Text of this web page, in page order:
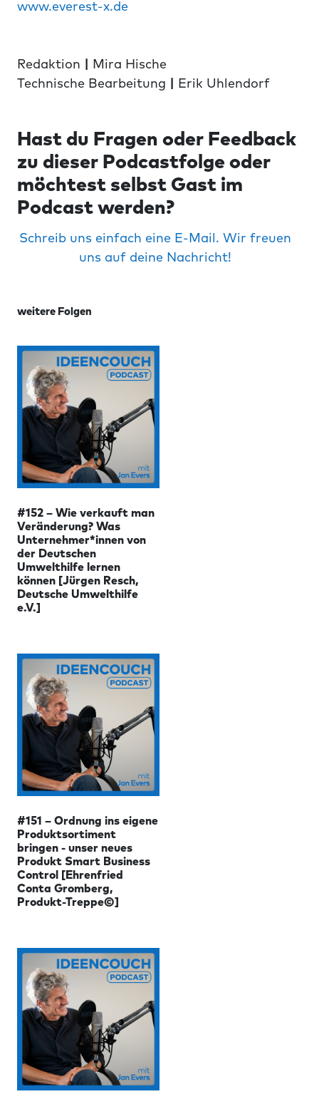
www.everest-x.de
Redaktion | Mira Hische
Technische Bearbeitung | Erik Uhlendorf
Hast du Fragen oder Feedback
zu dieser Podcastfolge oder
möchtest selbst Gast im
Podcast werden?
Schreib uns einfach eine E-Mail. Wir freuen
uns auf deine Nachricht!
weitere Folgen
#152 – Wie verkauft man
Veränderung? Was
Unternehmer*innen von
der Deutschen
Umwelthilfe lernen
können [Jürgen Resch,
Deutsche Umwelthilfe
e.V.]
#151 – Ordnung ins eigene
Produktsortiment
bringen - unser neues
Produkt Smart Business
Control [Ehrenfried
Conta Gromberg,
Produkt-Treppe©]